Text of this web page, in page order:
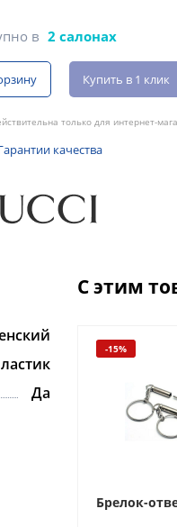
в 2 салонах
Купить в 1 клик
только для интернет-
качества
Да
С этим
-15%
Брелок-